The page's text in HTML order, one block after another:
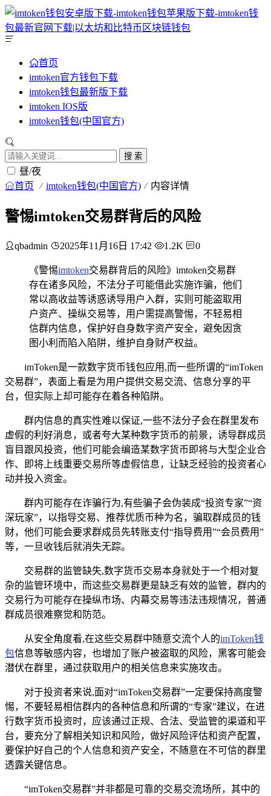
首页
imtoken官方钱包下载
imtoken钱包最新版下载
imtoken IOS版
imtoken钱包(中国官方)
搜 索
昼/夜
首页 imtoken钱包(中国官方) 内容详情
警惕imtoken交易群背后的风险
qbadmin 2025年11月16日 17:42 1.2K 0
《警惕imtoken交易群背后的风险》imtoken交易群
存在诸多风险，不法分子可能借此实施诈骗，他们
常以高收益等诱惑诱导用户入群，实则可能盗取用
户资产、操纵交易等，用户需提高警惕，不轻易相
信群内信息，保护好自身数字资产安全，避免因贪
图小利而陷入陷阱，维护自身财产权益。
imToken是一款数字货币钱包应用,而一些所谓的“imToken
交易群”，表面上看是为用户提供交易交流、信息分享的平
台，但实际上却可能存在着各种陷阱。
群内信息的真实性难以保证,一些不法分子会在群里发布
虚假的利好消息，或者夸大某种数字货币的前景，诱导群成员
盲目跟风投资，他们可能会编造某数字货币即将与大型企业合
作、即将上线重要交易所等虚假信息，让缺乏经验的投资者心
动并投入资金。
群内可能存在诈骗行为,有些骗子会伪装成“投资专家”“资
深玩家”，以指导交易、推荐优质币种为名，骗取群成员的钱
财，他们可能会要求群成员先转账支付“指导费用”“会员费用”
等，一旦收钱后就消失无踪。
交易群的监管缺失,数字货币交易本身就处于一个相对复
杂的监管环境中，而这些交易群更是缺乏有效的监管，群内的
交易行为可能存在操纵市场、内幕交易等违法违规情况，普通
群成员很难察觉和防范。
从安全角度看,在这些交易群中随意交流个人的imToken钱
包信息等敏感内容，也增加了账户被盗取的风险，黑客可能会
潜伏在群里，通过获取用户的相关信息来实施攻击。
对于投资者来说,面对“imToken交易群”一定要保持高度警
惕，不要轻易相信群内的各种信息和所谓的“专家”建议，在进
行数字货币投资时，应该通过正规、合法、受监管的渠道和平
台，要充分了解相关知识和风险，做好风险评估和资产配置，
要保护好自己的个人信息和资产安全，不随意在不可信的群里
透露关键信息。
“imToken交易群”并非都是可靠的交易交流场所，其中的